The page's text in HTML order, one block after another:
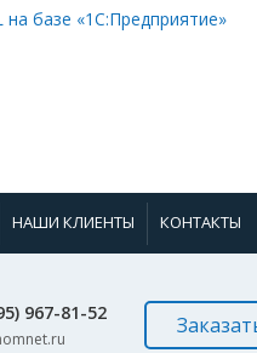
базе «1С:Предприятие»
НАШИ КЛИЕНТЫ КОНТАКТЫ
967-81-52